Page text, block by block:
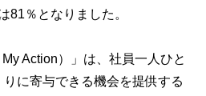
81％となりました。
Action）」は、社員一人ひと
に寄与できる機会を提供する